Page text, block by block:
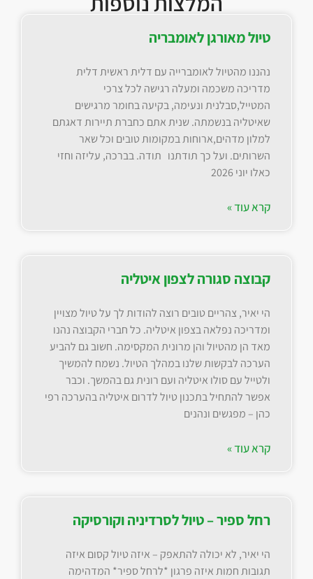
טיול מאורגן לאומבריה
נהננו מהטיול לאומברייה עם דלית ראשית דלית
מדריכה משכמה ומעלה רגישה לכל צרכי
המטייל,סבלנית ונעימה, בקיעה בחומר מרגישים
שאיטליה בנשמתה. שנית אתם כחברת תיירות דאגתם
למלון מדהים,ארוחות במקומות טובים וכל שאר
השרותים. ועל כך תודתנו תודה. בברכה, עליזה וחזי
כאלו יוני 2026
קרא עוד »
קבוצה סגורה לצפון איטליה
הי יאיר, צהריים טובים רוצה להודות לך על טיול מצויין
ומדריכה נפלאה בצפון איטליה. כל חברי הקבוצה נהנו
מאד הן מהטיול והן מרונית המקסימה. חשוב גם להביע
הערכה לבקשות שלנו במהלך הטיול. נשמח להמשיך
ולטייל עם סולו איטליה ועם רונית גם בהמשך. וכבר
אפשר להתחיל בתכנון טיול לדרום איטליה בהערכה רפי
כהן – מפגשים ונהנים
קרא עוד »
רחל ספיר – טיול לסרדיניה וקורסיקה
הי יאיר, לא יכולה להתאפק – איזה טיול קסום איזה
תגובות חמות איזה פרגון *לרחל ספיר* המדהימה